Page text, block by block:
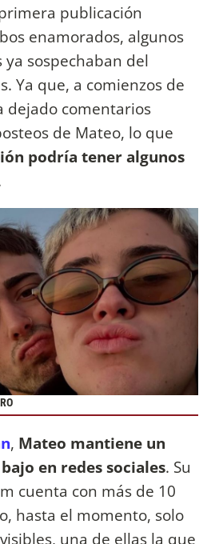
publicación
enamorados, algunos
sospechaban del
Ya que, a comienzos de
dejado comentarios
de Mateo, lo que
podría tener algunos
, Mateo mantiene un
en redes sociales. Su
cuenta con más de 10
hasta el momento, solo
una de ellas la que